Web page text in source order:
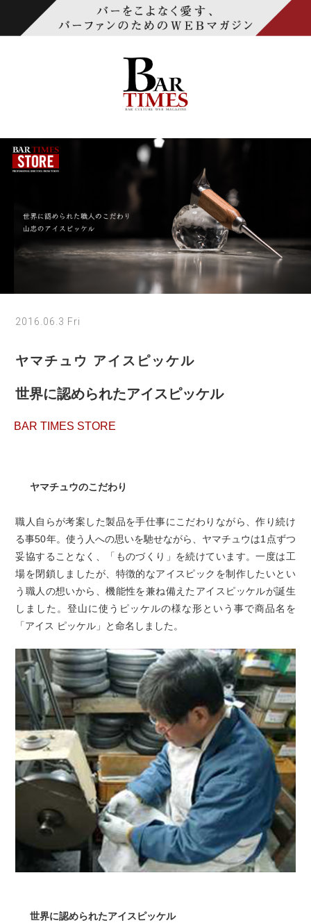
2016.06.3 Fri
ヤマチュウ アイスピッケル
世界に認められたアイスピッケル
BAR TIMES STORE
ヤマチュウのこだわり
職人自らが考案した製品を手仕事にこだわりながら、作り続け
る事50年。使う人への思いを馳せながら、ヤマチュウは1点ずつ
妥協することなく、「ものづくり」を続けています。一度は工
場を閉鎖しましたが、特徴的なアイスピックを制作したいとい
う職人の想いから、機能性を兼ね備えたアイスピッケルが誕生
しました。登山に使うピッケルの様な形という事で商品名を
「アイス ピッケル」と命名しました。
世界に認められたアイスピッケル